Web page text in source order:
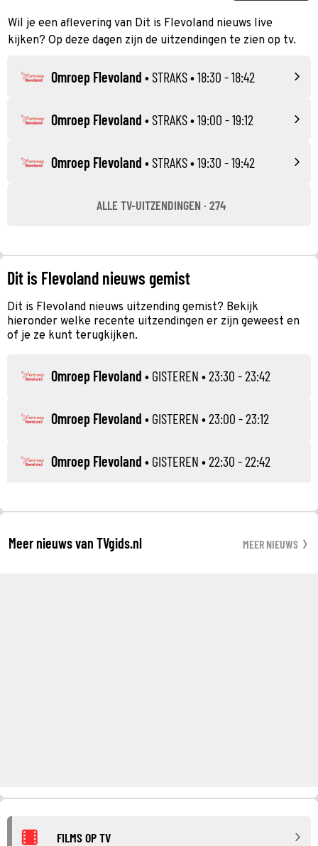
Wil je een aflevering van Dit is Flevoland nieuws live
kijken? Op deze dagen zijn de uitzendingen te zien op tv.
Omroep Flevoland •STRAKS• 18:30 - 18:42
Omroep Flevoland •STRAKS• 19:00 - 19:12
Omroep Flevoland •STRAKS• 19:30 - 19:42
ALLE TV-UITZENDINGEN · 274
Dit is Flevoland nieuws gemist
Dit is Flevoland nieuws uitzending gemist? Bekijk
hieronder welke recente uitzendingen er zijn geweest en
of je ze kunt terugkijken.
Omroep Flevoland • GISTEREN • 23:30 - 23:42
Omroep Flevoland • GISTEREN • 23:00 - 23:12
Omroep Flevoland • GISTEREN • 22:30 - 22:42
Meer nieuws van TVgids.nl MEER NIEUWS
FILMS OP TV